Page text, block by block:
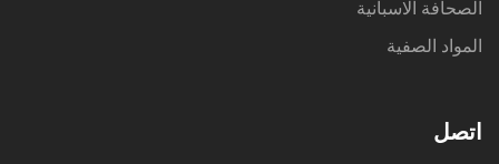
الصحافة الاسبانية
المواد الصفية
اتصل